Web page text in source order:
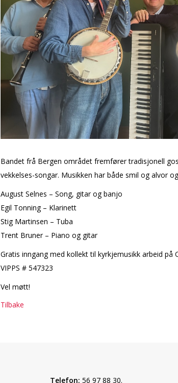
Bandet frå Bergen området fremfører tradisjonell
vekkelses-songar. Musikken har både smil og alvor
August Selnes – Song, gitar og banjo
Egil Tonning – Klarinett
Stig Martinsen – Tuba
Trent Bruner – Piano og gitar
Gratis inngang med kollekt til kyrkjemusikk arbeid på
VIPPS # 547323
Vel møtt!
Tilbake
Telefon: 56 97 88 30.